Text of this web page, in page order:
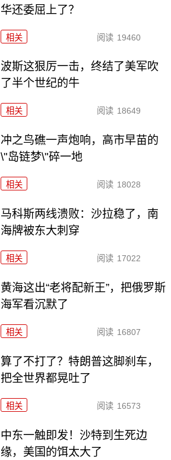
华还委屈上了？
相关 阅读 19460
波斯这狠厉一击，终结了美军吹
了半个世纪的牛
相关 阅读 18649
冲之鸟礁一声炮响，高市早苗的
\"岛链梦\"碎一地
相关 阅读 18028
马科斯两线溃败：沙拉稳了，南
海牌被东大刺穿
相关 阅读 17022
黄海这出“老将配新王”，把俄罗斯
海军看沉默了
相关 阅读 16807
算了不打了？特朗普这脚刹车，
把全世界都晃吐了
相关 阅读 16573
中东一触即发！沙特到生死边
缘，美国的饵太大了